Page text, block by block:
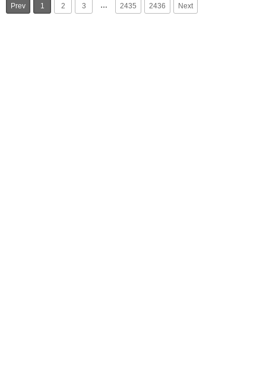
Prev 1 2 3 … 2435 2436 Next